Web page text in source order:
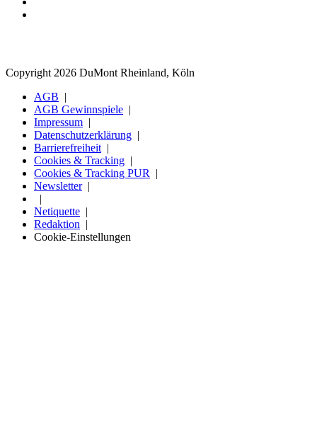
Copyright 2026 DuMont Rheinland, Köln
AGB
AGB Gewinnspiele
Impressum
Datenschutzerklärung
Barrierefreiheit
Cookies & Tracking
Cookies & Tracking PUR
Newsletter
Netiquette
Redaktion
Cookie-Einstellungen